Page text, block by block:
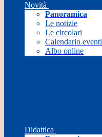
Novità
Panoramica
Le notizie
Le circolari
Calendario eventi
Albo online
Didattica